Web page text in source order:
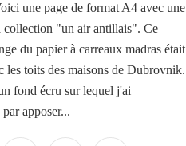
une page de format A4 avec une
collection "un air antillais". Ce
du papier à carreaux madras était
les toits des maisons de Dubrovnik.
fond écru sur lequel j'ai
apposer...